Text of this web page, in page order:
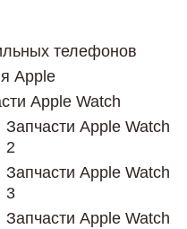
телефонов
Apple
Apple Watch
Запчасти Apple Watch
2
Запчасти Apple Watch
3
Запчасти Apple Watch